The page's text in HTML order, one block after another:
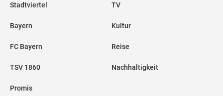
Stadtviertel
Bayern
FC Bayern
TSV 1860
Promis
TV
Kultur
Reise
Nachhaltigkeit